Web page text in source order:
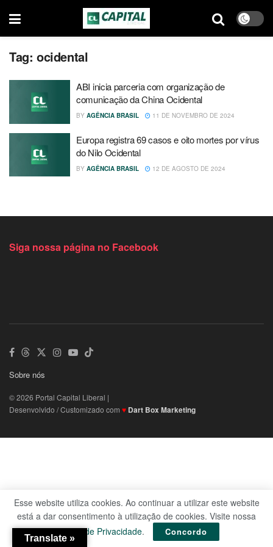
Tag: ocidental
ABI inicia parceria com organização de
comunicação da China Ocidental
BY AGÊNCIA BRASIL 11 DE NOVEMBRO DE 2024
Europa registra 69 casos e oito mortes por vírus
do Nilo Ocidental
BY AGÊNCIA BRASIL 12 DE AGOSTO DE 2024
Siga nossa página no Facebook
Sobre nós
© 2026 Portal Capital Liberal |
Desenvolvido / Customizado com ♥ Dart Box Marketing
Translate »
Esse website utiliza cookies. Ao continuar a utilizar este website
está a dar consentimento à utilização de cookies. Visite nossa
Política de Privacidade. Concordo